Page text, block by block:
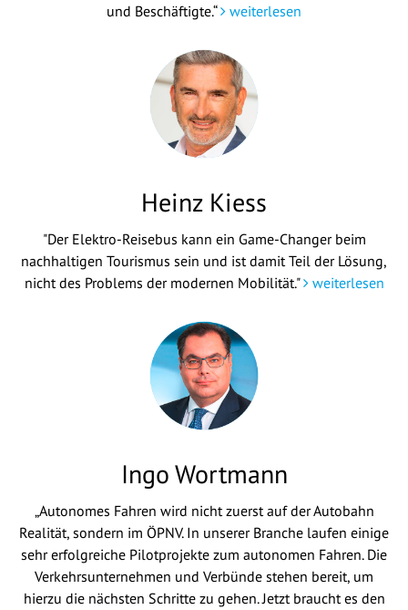
und Beschäftigte.“
weiterlesen
Heinz Kiess
"Der Elektro-Reisebus kann ein Game-Changer beim
nachhaltigen Tourismus sein und ist damit Teil der Lösung,
nicht des Problems der modernen Mobilität." weiterlesen
Ingo Wortmann
„Autonomes Fahren wird nicht zuerst auf der Autobahn
Realität, sondern im ÖPNV. In unserer Branche laufen einige
sehr erfolgreiche Pilotprojekte zum autonomen Fahren. Die
Verkehrsunternehmen und Verbünde stehen bereit, um
hierzu die nächsten Schritte zu gehen. Jetzt braucht es den